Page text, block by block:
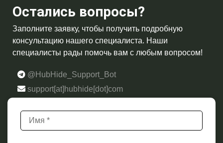
Остались вопросы?
Заполните заявку, чтобы получить подробную
консультацию нашего специалиста. Наши
специалисты рады помочь вам с любым вопросом!
@HubHide_Support_Bot
support[at]hubhide[dot]com